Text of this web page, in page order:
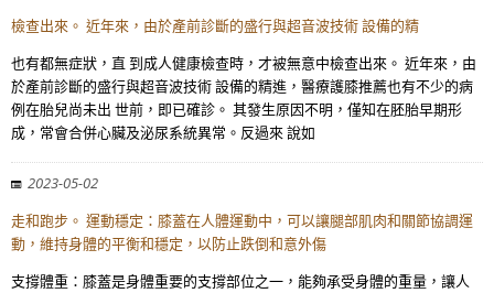
檢查出來。 近年來，由於產前診斷的盛行與超音波技術 設備的精
也有都無症狀，直 到成人健康檢查時，才被無意中檢查出來。 近年來，由
於產前診斷的盛行與超音波技術 設備的精進，醫療護膝推薦也有不少的病
例在胎兒尚未出 世前，即已確診。 其發生原因不明，僅知在胚胎早期形
成，常會合併心臟及泌尿系統異常。反過來 說如
2023-05-02
走和跑步。 運動穩定：膝蓋在人體運動中，可以讓腿部肌肉和關節協調運
動，維持身體的平衡和穩定，以防止跌倒和意外傷
支撐體重：膝蓋是身體重要的支撐部位之一，能夠承受身體的重量，讓人